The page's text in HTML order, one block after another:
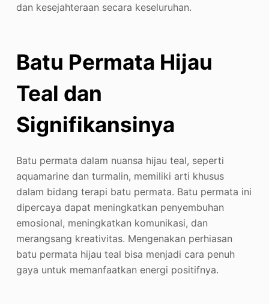
dan kesejahteraan secara keseluruhan.
Batu Permata Hijau
Teal dan
Signifikansinya
Batu permata dalam nuansa hijau teal, seperti
aquamarine dan turmalin, memiliki arti khusus
dalam bidang terapi batu permata. Batu permata ini
dipercaya dapat meningkatkan penyembuhan
emosional, meningkatkan komunikasi, dan
merangsang kreativitas. Mengenakan perhiasan
batu permata hijau teal bisa menjadi cara penuh
gaya untuk memanfaatkan energi positifnya.